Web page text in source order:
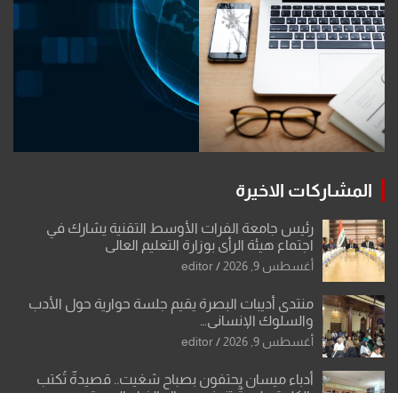
المشاركات الاخيرة
رئيس جامعة الفرات الأوسط التقنية يشارك في
اجتماع هيئة الرأي بوزارة التعليم العالي
أغسطس 9, 2026 editor
منتدى أديبات البصرة يقيم جلسة حوارية حول الأدب
والسلوك الإنساني…
أغسطس 9, 2026 editor
أدباء ميسان يحتفون بصباح شغيت.. قصيدةٌ تُكتب